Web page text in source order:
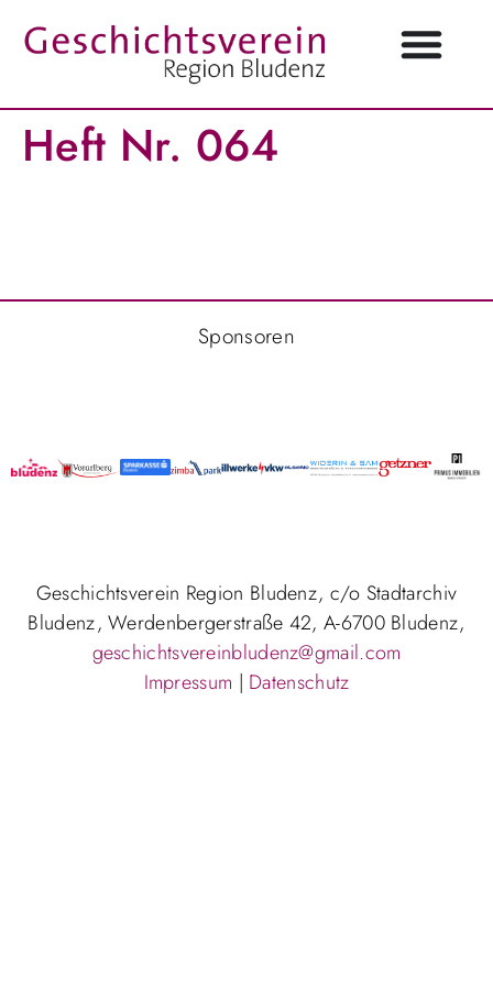
Heft Nr. 064
Sponsoren
Geschichtsverein Region Bludenz, c/o Stadtarchiv
Bludenz, Werdenbergerstraße 42, A-6700 Bludenz,
geschichtsvereinbludenz@gmail.com
Impressum | Datenschutz